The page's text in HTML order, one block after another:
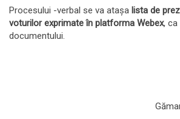
Procesului -verbal se va atașa lista de
voturilor exprimate în platforma Webex, ca
documentului.
Găman